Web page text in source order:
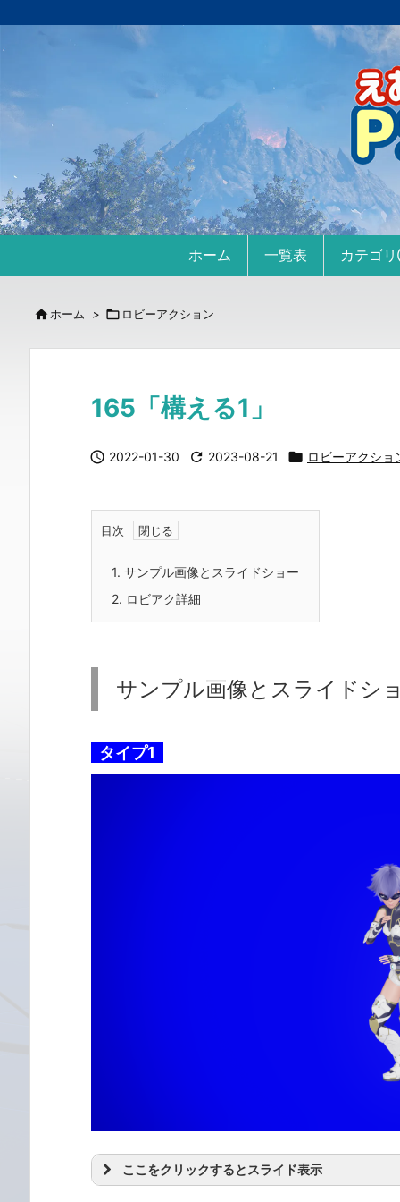
ホーム 一覧表 カテゴ
 ホーム >  ロビーアクション
165「構える1」
 2022-01-30  2023-08-21  ロビーアクショ
目次
1. サンプル画像とスライドショー
2. ロビアク詳細
サンプル画像とスライドシ
タイプ1
ここをクリックするとスライド表示